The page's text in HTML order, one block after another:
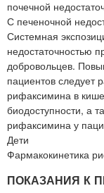
почечной
С печеночной
Системная
недостаточностью
добровольцев.
пациентов следует
рифаксимина в
биодоступности, а
рифаксимина у
Дети
Фармакокинетика
ПОКАЗАНИЯ К